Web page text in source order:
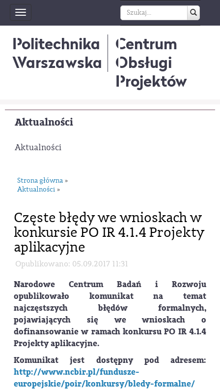
Toggle
navigation
Politechnika
Warszawska
Centrum
Obsługi
Projektów
Aktualności
Aktualności
Strona główna »
Aktualności »
Częste błędy we wnioskach w
konkursie PO IR 4.1.4 Projekty
aplikacyjne
Opublikowano: 05.09.2017 11:31
Narodowe Centrum Badań i Rozwoju
opublikowało komunikat na temat
najczęstszych błędów formalnych,
pojawiających się we wnioskach o
dofinansowanie w ramach konkursu PO IR 4.1.4
Projekty aplikacyjne.
Komunikat jest dostępny pod adresem:
http://www.ncbir.pl/fundusze-
europejskie/poir/konkursy/bledy-formalne/